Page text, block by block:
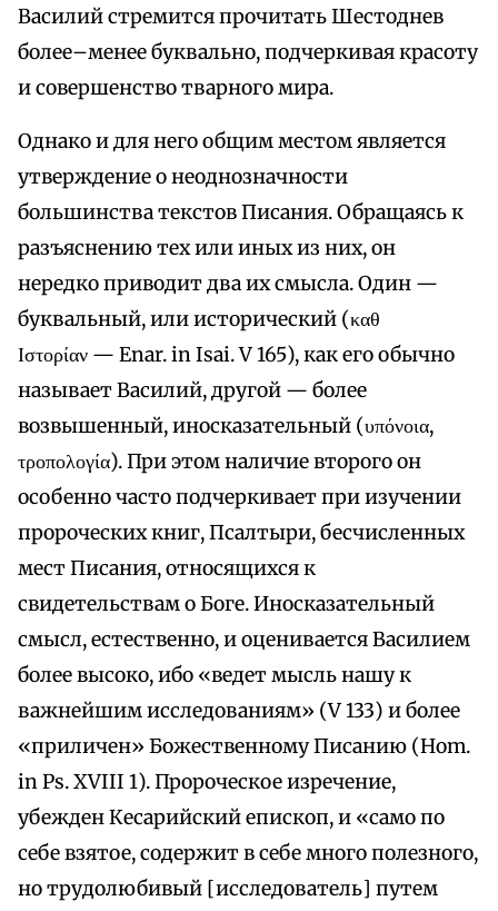
Василий стремится прочитать Шестоднев
более–менее буквально, подчеркивая красоту
и совершенство тварного мира.
Однако и для него общим местом является
утверждение о неоднозначности
большинства текстов Писания. Обращаясь к
разъяснению тех или иных из них, он
нередко приводит два их смысла. Один —
буквальный, или исторический (καθ
Ιστορίαν — Enar. in Isai. V 165), как его обычно
называет Василий, другой — более
возвышенный, иносказательный (υπόνοια,
τροπολογία). При этом наличие второго он
особенно часто подчеркивает при изучении
пророческих книг, Псалтыри, бесчисленных
мест Писания, относящихся к
свидетельствам о Боге. Иносказательный
смысл, естественно, и оценивается Василием
более высоко, ибо «ведет мысль нашу к
важнейшим исследованиям» (V 133) и более
«приличен» Божественному Писанию (Ноm.
in Ps. XVIII 1). Пророческое изречение,
убежден Кесарийский епископ, и «само по
себе взятое, содержит в себе много полезного,
но трудолюбивый [исследователь] путем